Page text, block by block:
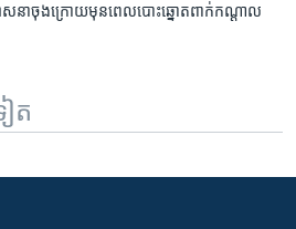
ោសនា​ចុង​ក្រោយ​​មុន​ពេល​បោះឆ្នោត​ពាក់​កណ្តាល​
ត